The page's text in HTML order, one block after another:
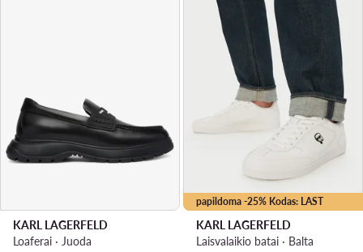
KARL LAGERFELD
Loaferai · Juoda
papildoma -25% Kodas: LAST
KARL LAGERFELD
Laisvalaikio batai · Balta